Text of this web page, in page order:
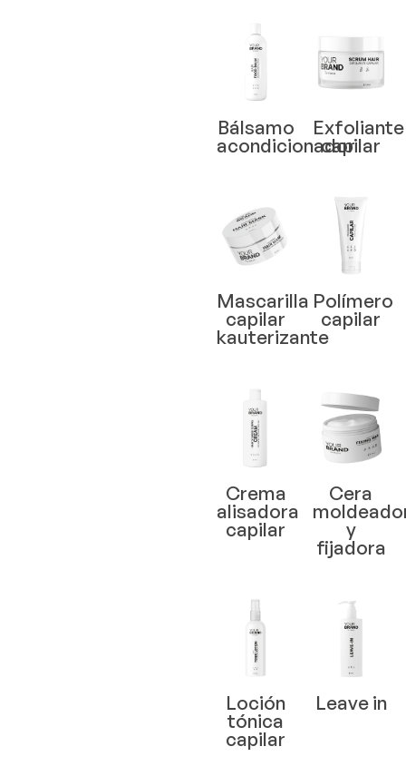
Bálsamo
acondicionador
Exfoliante
capilar
Mascarilla
capilar
kauterizante
Polímero
capilar
Crema
alisadora
capilar
Cera
y
fijadora
Loción
tónica
capilar
Leave in